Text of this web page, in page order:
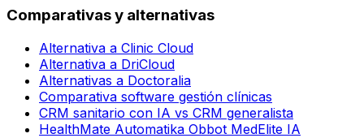
Comparativas y alternativas
Alternativa a Clinic Cloud
Alternativa a DriCloud
Alternativas a Doctoralia
Comparativa software gestión clínicas
CRM sanitario con IA vs CRM generalista
HealthMate Automatika Obbot MedElite IA